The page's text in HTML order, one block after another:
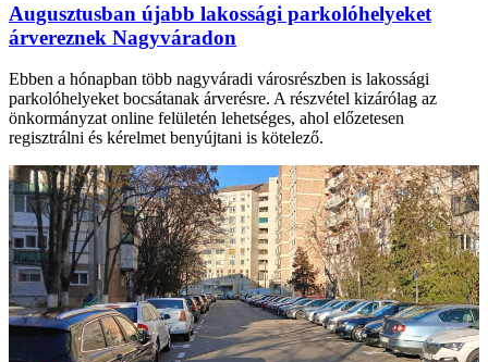
Augusztusban újabb lakossági parkolóhelyeket
árvereznek Nagyváradon
Ebben a hónapban több nagyváradi városrészben is lakossági
parkolóhelyeket bocsátanak árverésre. A részvétel kizárólag az
önkormányzat online felületén lehetséges, ahol előzetesen
regisztrálni és kérelmet benyújtani is kötelező.